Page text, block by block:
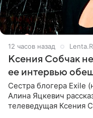
12 часов назад
Ксения Собчак
ее интервью
Сестра блогера Exile
Алина Яцкевич
телеведущая Ксения